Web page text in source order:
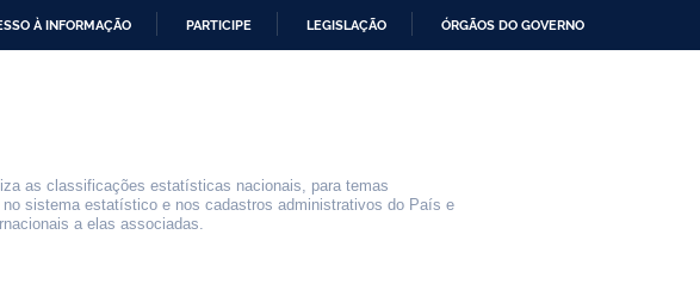
À INFORMAÇÃO PARTICIPE LEGISLAÇÃO ÓRGÃOS DO GOVERNO
as classificações estatísticas nacionais, para temas
sistema estatístico e nos cadastros administrativos do País e
a elas associadas.